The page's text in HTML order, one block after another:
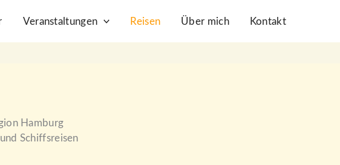
Veranstaltungen Reisen Über mich Kontakt
Hamburg
Schiffsreisen